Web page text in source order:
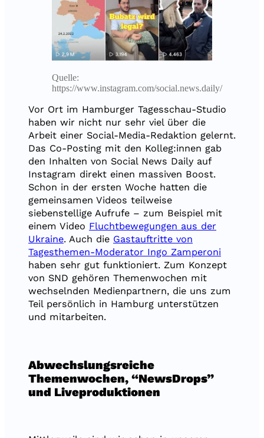
Quelle:
https://www.instagram.com/social.news.daily/
Vor Ort im Hamburger Tagesschau-Studio
haben wir nicht nur sehr viel über die
Arbeit einer Social-Media-Redaktion gelernt.
Das Co-Posting mit den Kolleg:innen gab
den Inhalten von Social News Daily auf
Instagram direkt einen massiven Boost.
Schon in der ersten Woche hatten die
gemeinsamen Videos teilweise
siebenstellige Aufrufe – zum Beispiel mit
einem Video Fluchtbewegungen aus der
Ukraine. Auch die Gastauftritte von
Tagesthemen-Moderator Ingo Zamperoni
haben sehr gut funktioniert. Zum Konzept
von SND gehören Themenwochen mit
wechselnden Medienpartnern, die uns zum
Teil persönlich in Hamburg unterstützen
und mitarbeiten.
Abwechslungsreiche
Themenwochen, “NewsDrops”
und Liveproduktionen